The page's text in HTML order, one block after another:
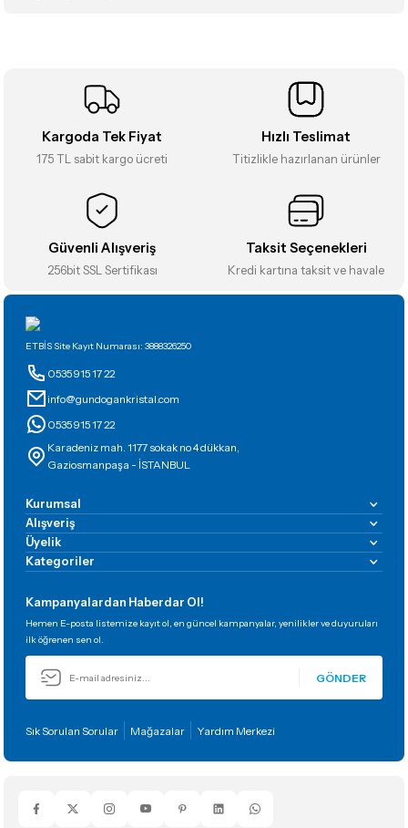
Ürün açıklamasında eksik bilgiler bulunuyor.
Ürün fiyatı diğer sitelerden daha pahalı.
Gönder
Kargoda Tek Fiyat
175 TL sabit kargo ücreti
Hızlı Teslimat
Titizlikle hazırlanan ürünler
Güvenli Alışveriş
256bit SSL Sertifikası
Taksit Seçenekleri
Kredi kartına taksit ve havale
ETBİS Site Kayıt Numarası: 3888326250
0535 915 17 22
info@gundogankristal.com
0535 915 17 22
Karadeniz mah. 1177 sokak no 4 dükkan,
Gaziosmanpaşa - İSTANBUL
Kurumsal
Alışveriş
Üyelik
Kategoriler
Kampanyalardan Haberdar Ol!
Hemen E-posta listemize kayıt ol, en güncel kampanyalar, yenilikler ve duyuruları
ilk öğrenen sen ol.
GÖNDER
Sık Sorulan Sorular Mağazalar Yardım Merkezi